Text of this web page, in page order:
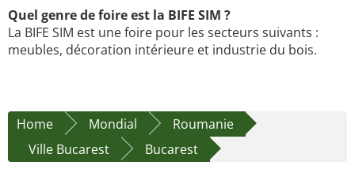
Quel genre de foire est la BIFE SIM ?
La BIFE SIM est une foire pour les secteurs suivants :
meubles, décoration intérieure et industrie du bois.
Home Mondial
Roumanie
Ville Bucarest
Bucarest